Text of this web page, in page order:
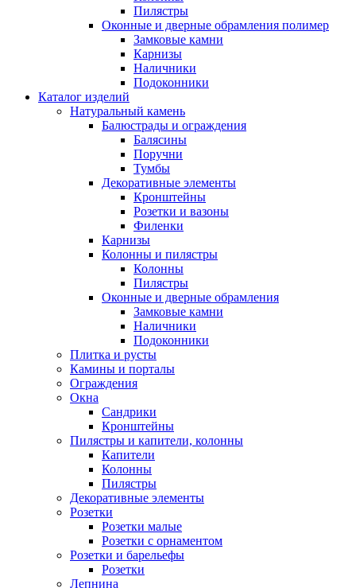
Пилястры
Оконные и дверные обрамления полимер
Замковые камни
Карнизы
Наличники
Подоконники
Каталог изделий
Натуральный камень
Балюстрады и ограждения
Балясины
Поручни
Тумбы
Декоративные элементы
Кронштейны
Розетки и вазоны
Филенки
Карнизы
Колонны и пилястры
Колонны
Пилястры
Оконные и дверные обрамления
Замковые камни
Наличники
Подоконники
Плитка и русты
Камины и порталы
Ограждения
Окна
Сандрики
Кронштейны
Пилястры и капители, колонны
Капители
Колонны
Пилястры
Декоративные элементы
Розетки
Розетки малые
Розетки с орнаментом
Розетки и барельефы
Розетки
Лепнина